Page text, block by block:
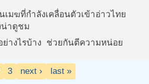
มฆที่กำลังเคลื่อนตัวเข้าอ่าวไทย
น่าดูชม
ย่างไรบ้าง ช่วยกันตีความหน่อย
3 next › last »